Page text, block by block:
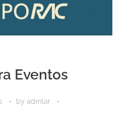
Eventos
by admlar